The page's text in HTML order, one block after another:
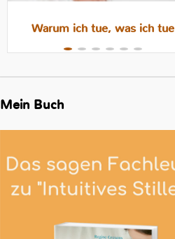
Warum ich tue, was ich tue
Mein Buch